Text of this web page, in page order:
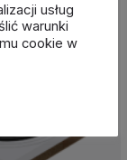
usług
warunki
cookie w